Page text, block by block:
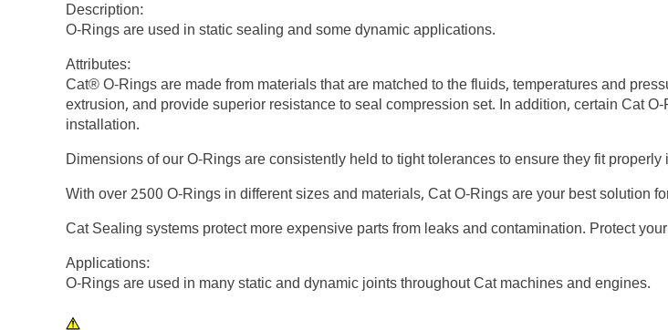
Description:
O-Rings are used in static sealing and some dynamic applications.
Attributes:
Cat® O-Rings are made from materials that are matched to the fluids, temperatures and
extrusion, and provide superior resistance to seal compression set. In addition, certain Cat
installation.
Dimensions of our O-Rings are consistently held to tight tolerances to ensure they fit
With over 2500 O-Rings in different sizes and materials, Cat O-Rings are your best solution
Cat Sealing systems protect more expensive parts from leaks and contamination. Protect
Applications:
O-Rings are used in many static and dynamic joints throughout Cat machines and engines.